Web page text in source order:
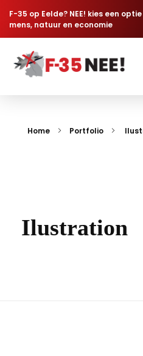
F-35 op Eelde? NEE! kies een
mens, natuur en economie
Home Portfolio
Ilustration